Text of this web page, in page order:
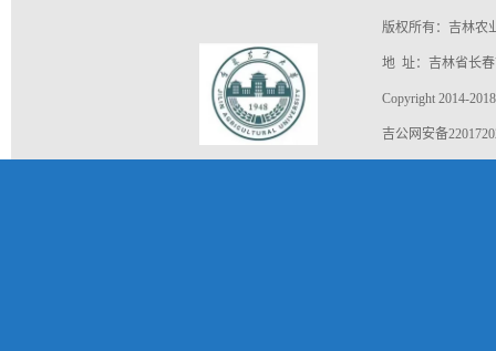
版权所有：吉林农
地 址：吉林省长春
Copyright 2014-
吉公网安备